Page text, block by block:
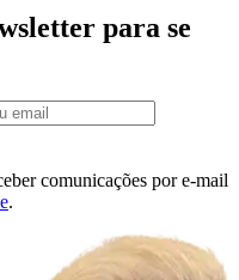
para se
comunicações por e-mail
.